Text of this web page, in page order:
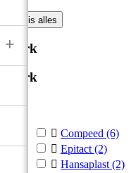
+
Wis alles
Merk
Merk
 
 Compeed (6)
 Epitact (2)
 Hansaplast (2)